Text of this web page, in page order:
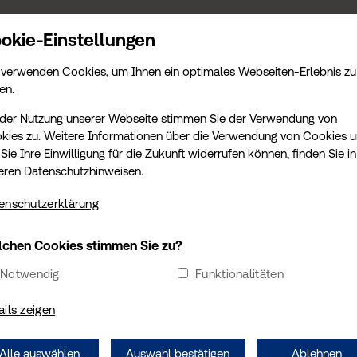
TÜV SÜD FÜR DIE
2023/1542
TÜV SÜD Denmark ApS ist seit dem
Batterieverordnung (EU) 2023/1542
bescheinigt TÜV SÜD die Kompetenz,
Einstellungen
Cookies, um Ihnen ein optimales Webseiten-Erlebnis zu
Nutzung unserer Webseite stimmen Sie der Verwendung von
zu. Weitere Informationen über die Verwendung von Cookies
Ihre Einwilligung für die Zukunft widerrufen können, finden Sie in
Datenschutzhinweisen.
Cookies stimmen Sie zu?
Notwendig Funktionalitäten
zeigen
Alle auswählen Auswahl bestätigen Ablehnen